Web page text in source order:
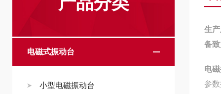
电磁式振动台
小型电磁振动台
生
备
电
参